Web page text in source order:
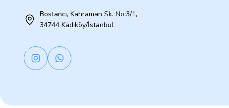
Bostancı, Kahraman Sk. No:3/1,
34744 Kadıköy/İstanbul